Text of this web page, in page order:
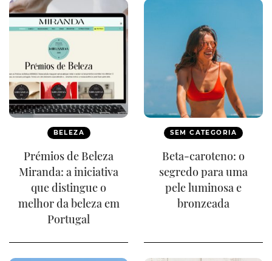
BELEZA
Prémios de Beleza
Miranda: a iniciativa
que distingue o
melhor da beleza em
Portugal
SEM CATEGORIA
Beta-caroteno: o
segredo para uma
pele luminosa e
bronzeada